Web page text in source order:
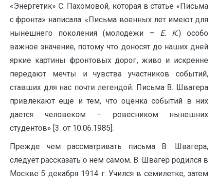
«Энергетик» С. Пахомовой, которая в статье «Письма
с фронта» написала: «Письма военных лет имеют для
нынешнего поколения (молодежи – Е. К.) особо
важное значение, потому что доносят до наших дней
яркие картины фронтовых дорог, живо и искренне
передают мечты и чувства участников событий,
ставших для нас почти легендой. Письма В. Швагера
привлекают еще и тем, что оценка событий в них
дается человеком – ровесником нынешних
студентов» [3. от 10.06.1985].
Прежде чем рассматривать письма В. Швагера,
следует рассказать о нем самом. В. Швагер родился в
Москве 5 декабря 1914 г. Учился в семилетке, затем